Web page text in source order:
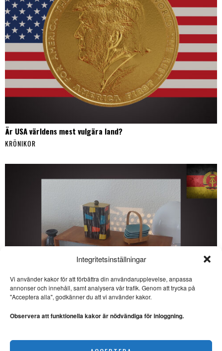
Integritetsinställningar
Vi använder kakor för att förbättra din användarupplevelse, anpassa
annonser och innehåll, samt analysera vår trafik. Genom att trycka på
"Acceptera alla", godkänner du att vi använder kakor.
Observera att funktionella kakor är nödvändiga för inloggning.
Är USA världens mest vulgära land?
KRÖNIKOR
Veckans DDR: Kulinarisk kultur i socialismens namn
SE ÄVEN
inte
som